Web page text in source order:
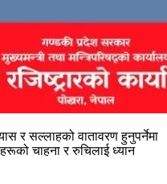
र सल्लाहको वातावरण हुनुपर्नेमा
चाहना र रुचिलाई ध्यान